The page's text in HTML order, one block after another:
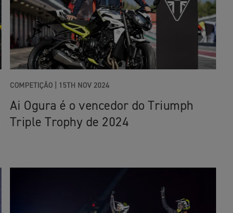
COMPETIÇÃO | 15TH NOV 2024
Ai Ogura é o vencedor do Triumph
Triple Trophy de 2024